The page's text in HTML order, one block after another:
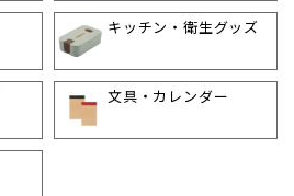
キッチン・衛生グッズ
文具・カレンダー